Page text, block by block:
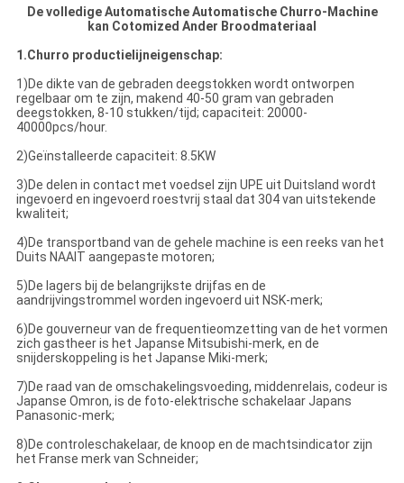
De volledige Automatische Automatische Churro-Machine
kan Cotomized Ander Broodmateriaal
1.Churro productielijneigenschap:
1)De dikte van de gebraden deegstokken wordt ontworpen
regelbaar om te zijn, makend 40-50 gram van gebraden
deegstokken, 8-10 stukken/tijd; capaciteit: 20000-
40000pcs/hour.
2)Geïnstalleerde capaciteit: 8.5KW
3)De delen in contact met voedsel zijn UPE uit Duitsland wordt
ingevoerd en ingevoerd roestvrij staal dat 304 van uitstekende
kwaliteit;
4)De transportband van de gehele machine is een reeks van het
Duits NAAIT aangepaste motoren;
5)De lagers bij de belangrijkste drijfas en de
aandrijvingstrommel worden ingevoerd uit NSK-merk;
6)De gouverneur van de frequentieomzetting van de het vormen
zich gastheer is het Japanse Mitsubishi-merk, en de
snijderskoppeling is het Japanse Miki-merk;
7)De raad van de omschakelingsvoeding, middenrelais, codeur is
Japanse Omron, is de foto-elektrische schakelaar Japans
Panasonic-merk;
8)De controleschakelaar, de knoop en de machtsindicator zijn
het Franse merk van Schneider;